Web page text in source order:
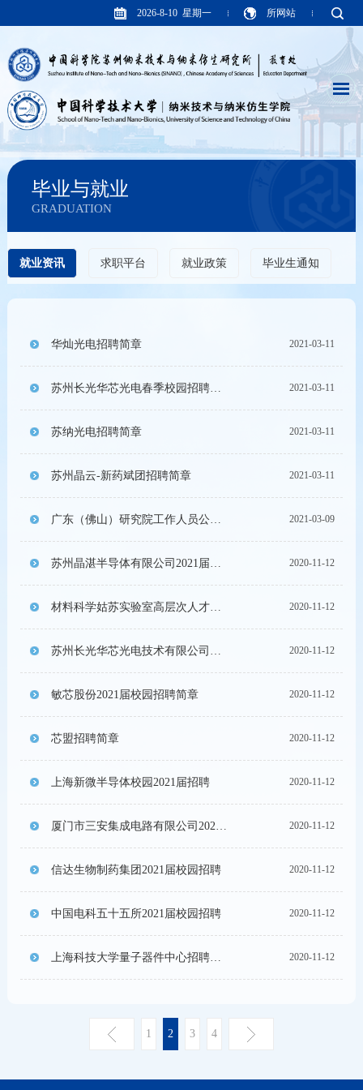
2026-8-10 星期一 所网站
毕业与就业
GRADUATION
就业资讯 求职平台 就业政策 毕业生通知
2021-03-11
华灿光电招聘简章
2021-03-11
苏州长光华芯光电春季校园招聘简章
2021-03-11
苏纳光电招聘简章
2021-03-11
苏州晶云-新药斌团招聘简章
2021-03-09
广东（佛山）研究院工作人员公开招聘启事
2020-11-12
苏州晶湛半导体有限公司2021届校园招聘
2020-11-12
材料科学姑苏实验室高层次人才招聘启事
2020-11-12
苏州长光华芯光电技术有限公司招聘启事
2020-11-12
敏芯股份2021届校园招聘简章
2020-11-12
芯盟招聘简章
2020-11-12
上海新微半导体校园2021届招聘
2020-11-12
厦门市三安集成电路有限公司2021届校园招聘简章
2020-11-12
信达生物制药集团2021届校园招聘
2020-11-12
中国电科五十五所2021届校园招聘
2020-11-12
上海科技大学量子器件中心招聘微纳工艺工程师
1 2 3 4